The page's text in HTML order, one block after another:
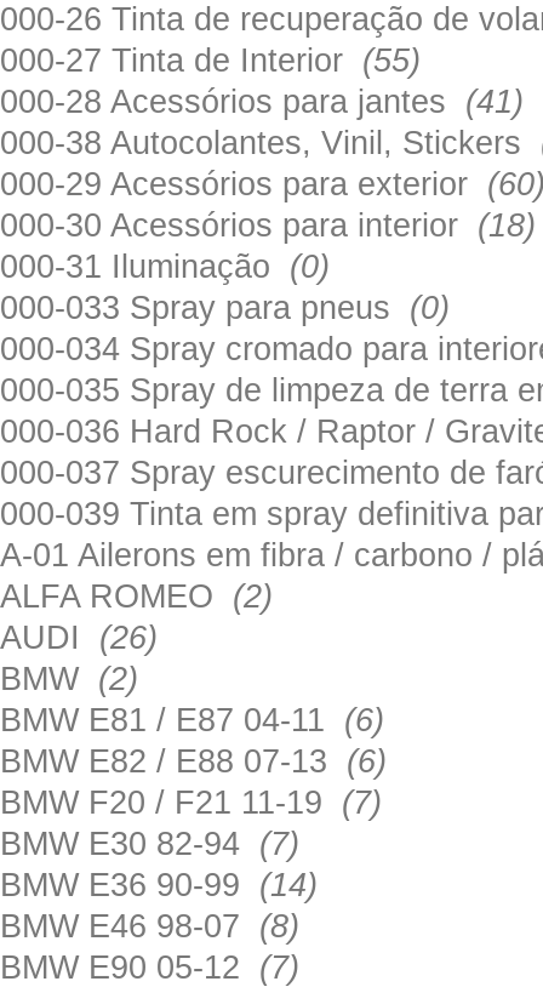
000-26 Tinta de recuperação de
000-27 Tinta de Interior (55)
000-28 Acessórios para jantes (41)
000-38 Autocolantes, Vinil, Stickers
000-29 Acessórios para exterior
000-30 Acessórios para interior (18)
000-31 Iluminação (0)
000-033 Spray para pneus (0)
000-034 Spray cromado para
000-035 Spray de limpeza de terra
000-036 Hard Rock / Raptor /
000-037 Spray escurecimento de
000-039 Tinta em spray definitiva
A-01 Ailerons em fibra / carbono /
ALFA ROMEO (2)
AUDI (26)
BMW (2)
BMW E81 / E87 04-11 (6)
BMW E82 / E88 07-13 (6)
BMW F20 / F21 11-19 (7)
BMW E30 82-94 (7)
BMW E36 90-99 (14)
BMW E46 98-07 (8)
BMW E90 05-12 (7)